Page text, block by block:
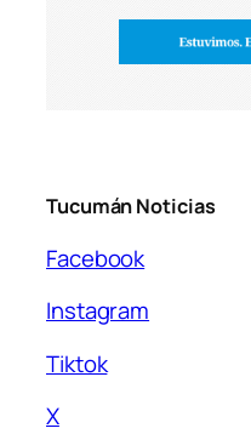
Tucumán Noticias
Facebook
Instagram
Tiktok
X